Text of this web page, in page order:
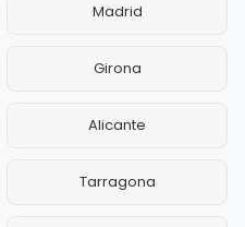
Madrid
Girona
Alicante
Tarragona